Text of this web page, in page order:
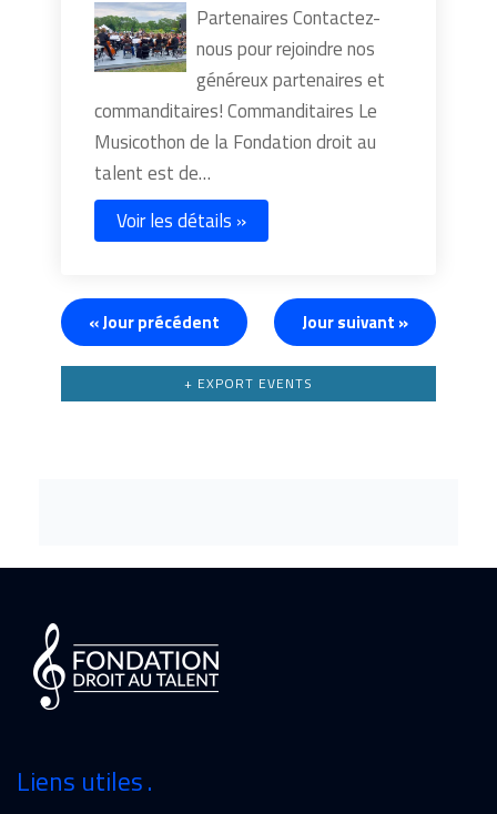
Partenaires Contactez-
nous pour rejoindre nos
généreux partenaires et
commanditaires! Commanditaires Le
Musicothon de la Fondation droit au
talent est de…
Voir les détails »
«Jour précédent Jour suivant »
+ EXPORT EVENTS
Liens utiles